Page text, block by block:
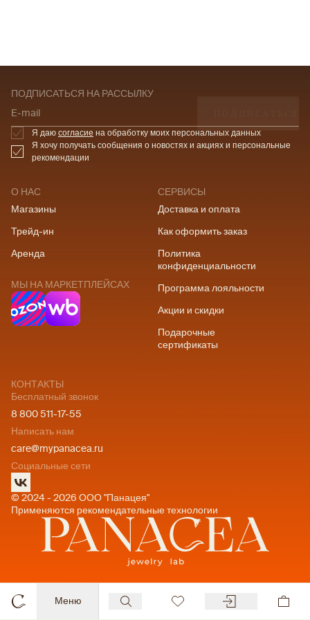
Меню
О НАС
Магазины
Трейд-ин
Аренда
МЫ НА МАРКЕТПЛЕЙСАХ
СЕРВИСЫ
Доставка и оплата
Как оформить заказ
Политика
конфиденциальности
Программа лояльности
Акции и скидки
Подарочные
сертификаты
КОНТАКТЫ
Бесплатный звонок
8 800 511-17-55
Написать нам
care@mypanacea.ru
Социальные сети
© 2024 - 2026 ООО "Панацея"
Применяются рекомендательные технологии
ПОДПИСАТЬСЯ НА РАССЫЛКУ
E-mail
Я даю согласие на обработку моих персональных данных
Я хочу получать сообщения о новостях и акциях и персональные
рекомендации